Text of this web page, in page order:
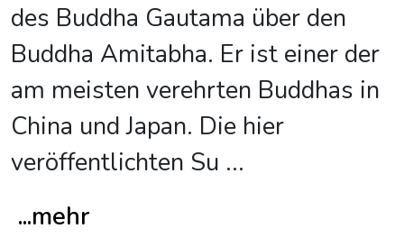
des Buddha Gautama über den
Buddha Amitabha. Er ist einer der
am meisten verehrten Buddhas in
China und Japan. Die hier
veröffentlichten Su ...
...mehr